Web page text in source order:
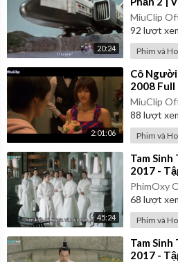
20:24
MiuClip
92 lượt
Phim và
2:01:06
⁣Cô Người
2008
MiuClip
88 lượt
Phim và
45:24
⁣Tam Sinh
2017 -
PhimOxy
68 lượt
Phim và
⁣Tam Sinh
2017 -